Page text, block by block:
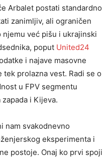
Arbalet postati standardno
zanimljiv, ali ograničen
već pišu i ukrajinski
poput United24
i najave masovne
prolazna vest. Radi se o
u FPV segmentu
i Kijeva.
nam svakodnevno
eksperimenta i
postoje. Onaj ko prvi spoji